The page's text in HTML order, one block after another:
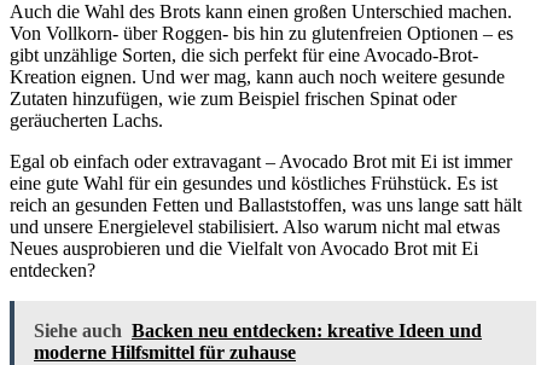
Auch die Wahl des Brots kann einen großen Unterschied machen.
Von Vollkorn- über Roggen- bis hin zu glutenfreien Optionen – es
gibt unzählige Sorten, die sich perfekt für eine Avocado-Brot-
Kreation eignen. Und wer mag, kann auch noch weitere gesunde
Zutaten hinzufügen, wie zum Beispiel frischen Spinat oder
geräucherten Lachs.
Egal ob einfach oder extravagant – Avocado Brot mit Ei ist immer
eine gute Wahl für ein gesundes und köstliches Frühstück. Es ist
reich an gesunden Fetten und Ballaststoffen, was uns lange satt hält
und unsere Energielevel stabilisiert. Also warum nicht mal etwas
Neues ausprobieren und die Vielfalt von Avocado Brot mit Ei
entdecken?
Siehe auch Backen neu entdecken: kreative Ideen und
moderne Hilfsmittel für zuhause